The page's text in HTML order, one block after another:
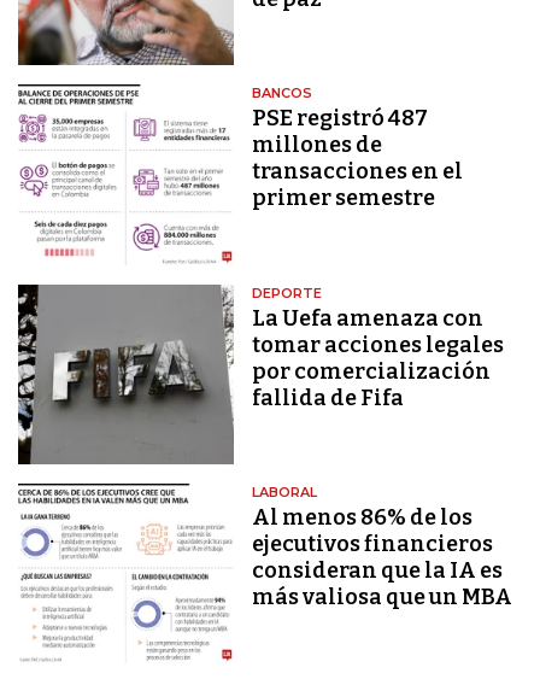
BANCOS
PSE registró 487
millones de
transacciones en el
primer semestre
DEPORTE
La Uefa amenaza con
tomar acciones legales
por comercialización
fallida de Fifa
LABORAL
Al menos 86% de los
ejecutivos financieros
consideran que la IA es
más valiosa que un MBA